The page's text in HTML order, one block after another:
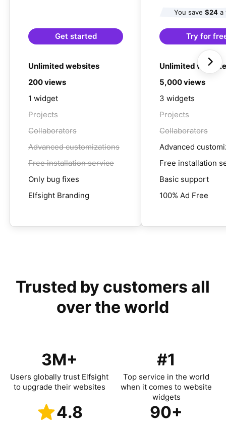
Get started
Unlimited websites
200 views
1 widget
Projects
Collaborators
Advanced customizations
Free installation service
Only bug fixes
Elfsight Branding
You save $24a
Try for
Unlimited
5,000 views
3 widgets
Projects
Collaborators
Advanced
Free installation
Basic support
100% Ad Free
Trusted by customers all
over the world
3M+
Users globally trust Elfsight
to upgrade their websites
#1
Top service in the world
when it comes to website
widgets
4.8 90+